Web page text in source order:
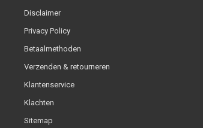
Disclaimer
Privacy Policy
Betaalmethoden
Verzenden & retourneren
Klantenservice
Klachten
Sitemap